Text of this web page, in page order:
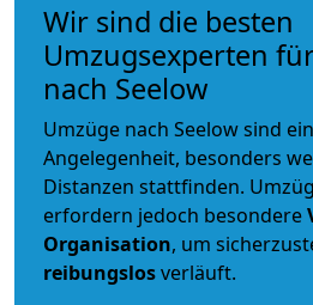
Wir sind die besten
Umzugsexperten
nach Seelow
Umzüge nach Seelow sind
Angelegenheit, besonders
Distanzen stattfinden.
erfordern jedoch besondere
Organisation, um
reibungslosverläuft.